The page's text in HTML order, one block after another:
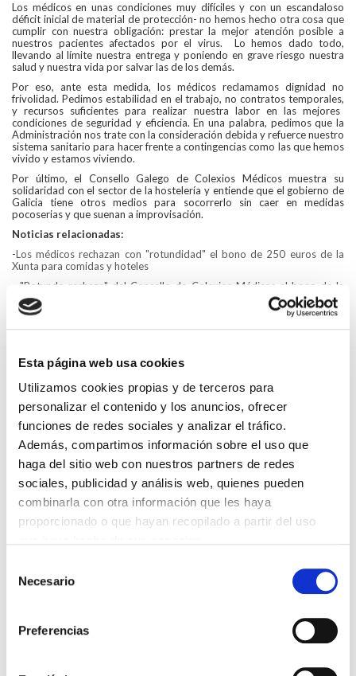
Esta página web usa cookies
Utilizamos cookies propias y de terceros para
personalizar el contenido y los anuncios, ofrecer
funciones de redes sociales y analizar el tráfico.
Además, compartimos información sobre el uso que
haga del sitio web con nuestros partners de redes
sociales, publicidad y análisis web, quienes pueden
combinarla con otra información que les haya
proporcionado o que hayan recopilado a partir del uso
Necesario
Preferencias
Los médicos en unas condiciones muy difíciles y con un escandaloso
déficit inicial de material de protección- no hemos hecho otra cosa que
cumplir con nuestra obligación: prestar la mejor atención posible a
nuestros pacientes afectados por el virus. Lo hemos dado todo,
llevando al límite nuestra entrega y poniendo en grave riesgo nuestra
salud y nuestra vida por salvar las de los demás.
Por eso, ante esta medida, los médicos reclamamos dignidad no
frivolidad. Pedimos estabilidad en el trabajo, no contratos temporales,
yrecursos suficientespara realizar nuestra labor en las mejores
condiciones de seguridad y eficiencia. En una palabra, pedimos que la
Administración nos trate con la consideración debida y refuerce nuestro
sistema sanitario para hacer frente a contingencias como las que hemos
vivido y estamos viviendo.
Por último, el Consello Galego deColexios Médicos muestra su
solidaridad con el sector de la hostelería y entiende que el gobierno de
Galicia tiene otros medios para socorrerlo sin caer en medidas
pocoseriasy que suenan a improvisación.
Noticias relacionadas:
-Los médicos rechazan con "rotundidad" el bono de 250 euros de la
Xunta para comidas y hoteles
"Rotundo rechazo" del Consello de Colexios Médicos al bono de la
Xunta: "Dignidad, no frivolidad"
HAZ UN COMENTARIO
*Campos obligatorios